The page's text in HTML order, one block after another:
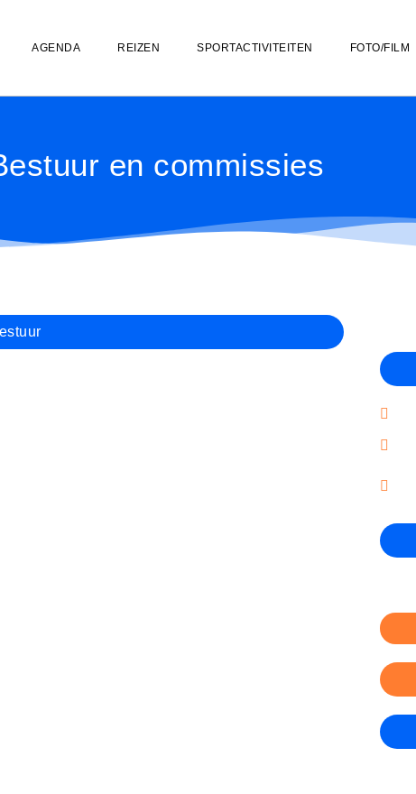
AGENDA REIZEN SPORTACTIVITEITEN FOTO/FILM
en commissies